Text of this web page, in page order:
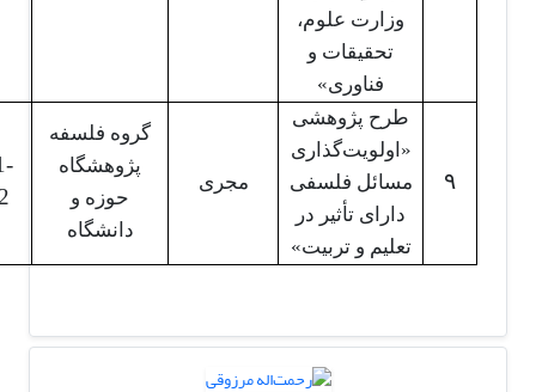
وزارت علوم،
تحقیقات و
فناوری»
۹
طرح پژوهشی
«اولویت‌گذاری
مسائل فلسفی
دارای تأثیر در
تعلیم و تربیت»
مجری
گروه فلسفه
پژوهشگاه
حوزه و
دانشگاه